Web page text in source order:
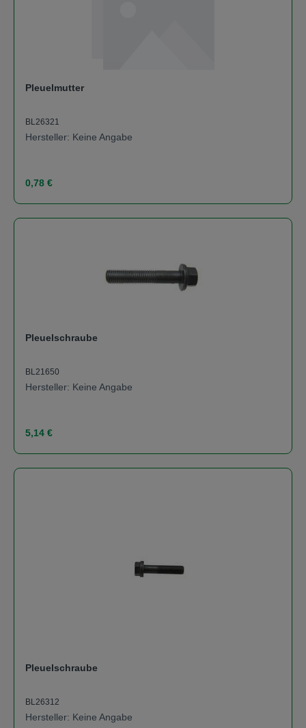
Pleuelmutter
BL26321
Hersteller: Keine Angabe
Regulärer Preis:
0,78 €
Pleuelschraube
BL21650
Hersteller: Keine Angabe
Regulärer Preis:
5,14 €
Pleuelschraube
BL26312
Hersteller: Keine Angabe